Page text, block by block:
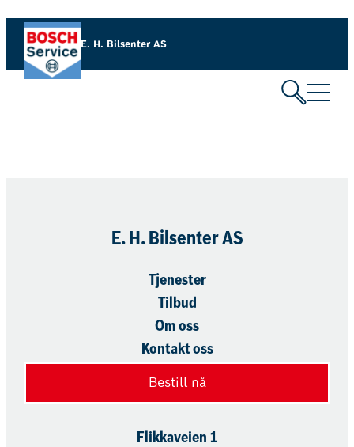
Hopp
innhold
E. H. Bilsenter AS
E. H. Bilsenter AS
Tjenester
Tilbud
Om oss
Kontakt oss
Bestill nå
Flikkaveien 1